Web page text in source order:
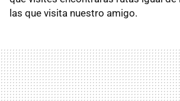
las que visita nuestro amigo.